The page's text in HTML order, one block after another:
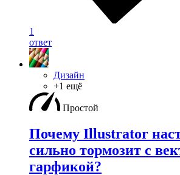
1
ответ
Дизайн
+1 ещё
Простой
Почему Illustrator
сильно тормозит с
гарфикой?